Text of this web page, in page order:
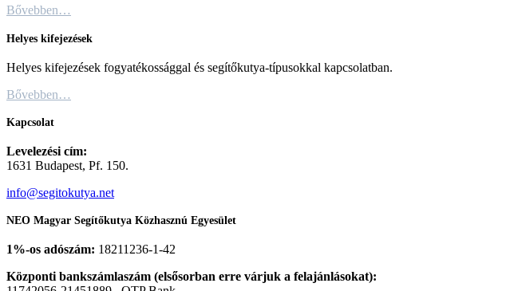
Bővebben…
Helyes kifejezések
Helyes kifejezések fogyatékossággal és segítőkutya-típusokkal kapcsolatban.
Bővebben…
Kapcsolat
Levelezési cím:
1631 Budapest, Pf. 150.
info@segitokutya.net
NEO Magyar Segítőkutya Közhasznú Egyesület
1%-os adószám: 18211236-1-42
Központi bankszámlaszám (elsősorban erre várjuk a felajánlásokat):